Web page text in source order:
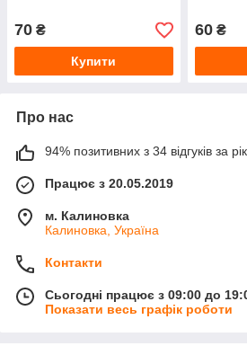
70 ₴
Купити
60₴
Про нас
94% позитивних з 34 відгуків за рік
Працює з 20.05.2019
м. Калиновка
Калиновка, Україна
Контакти
Сьогодні працює з 09:00 до
Показати весь графік роботи